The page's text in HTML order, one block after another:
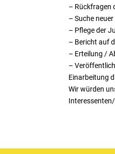
– Rückfragen
– Suche
– Pflege der
– Bericht auf
– Erteilung /
–
Einarbeitung
Wir würden